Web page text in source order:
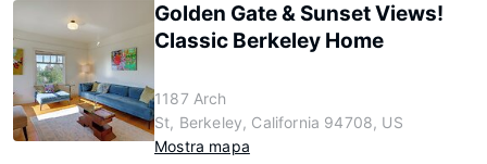
Golden Gate & Sunset Views!
Classic Berkeley Home
1187 Arch
St, Berkeley, California 94708, US
Mostra mapa